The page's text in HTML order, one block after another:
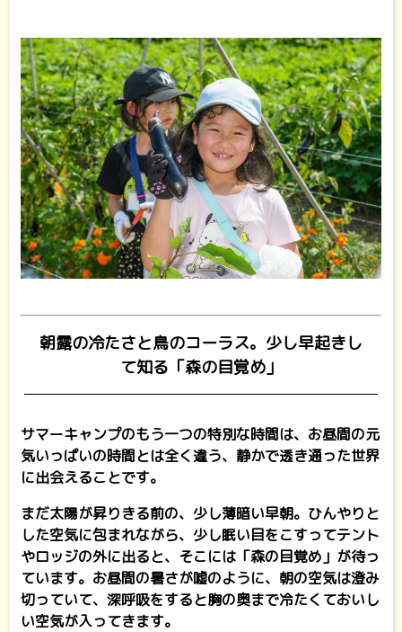
朝露の冷たさと鳥のコーラス。少し早起きし
て知る「森の目覚め」
サマーキャンプのもう一つの特別な時間は、お昼間の元
気いっぱいの時間とは全く違う、静かで透き通った世界
に出会えることです。
まだ太陽が昇りきる前の、少し薄暗い早朝。ひんやりと
した空気に包まれながら、少し眠い目をこすってテント
やロッジの外に出ると、そこには「森の目覚め」が待っ
ています。お昼間の暑さが嘘のように、朝の空気は澄み
切っていて、深呼吸をすると胸の奥まで冷たくておいし
い空気が入ってきます。